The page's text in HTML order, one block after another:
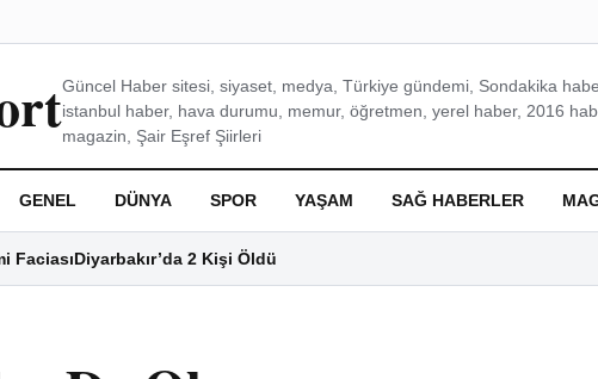
Güncel Haber sitesi, siyaset, medya, Türkiye gündemi, Sondakika
istanbul haber, hava durumu, memur, öğretmen, yerel haber, 2016
magazin, Şair Eşref Şiirleri
GENEL DÜNYA SPOR YAŞAM SAĞ HABERLER
FaciasıDiyarbakır’da 2 Kişi Öldü